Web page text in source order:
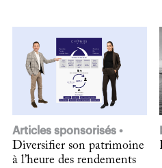
Articles sponsorisés
Diversifier son patrimoine
à l’heure des rendements